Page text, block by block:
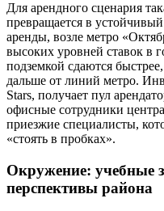
Для арендного сценария
превращается в
аренды, возле метро
высоких уровней ставок в
подземкой сдаются
дальше от линий метро.
Stars, получает пул
офисные сотрудники
приезжие специалисты,
«стоять в пробках».
Окружение: учебные
перспективы района